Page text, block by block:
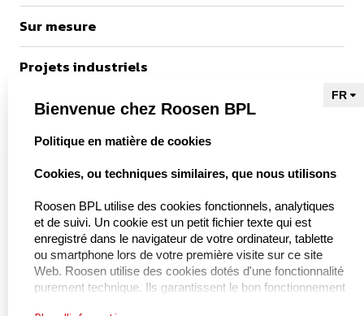
Sur mesure
Projets industriels
Références
vers Kieu Engineering
À propos de nous
À propos de BPL Handling
Bienvenue chez Roosen BPL
select language
Politique en matière de cookies
Cookies, ou techniques similaires, que nous utilisons
Roosen BPL utilise des cookies fonctionnels, analytiques
et de suivi. Un cookie est un petit fichier texte qui est
enregistré dans le navigateur de votre ordinateur, tablette
ou smartphone lors de votre première visite sur ce site
Web. Roosen utilise des cookies dotés d'une fonctionnalité
purement technique. Ils garantissent le bon fonctionnement